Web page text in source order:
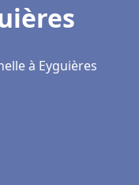
à Eyguières